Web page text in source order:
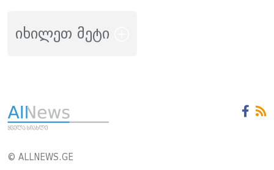
იხილეთ მეტი
© ALLNEWS.GE